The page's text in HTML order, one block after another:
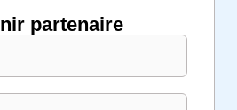
partenaire